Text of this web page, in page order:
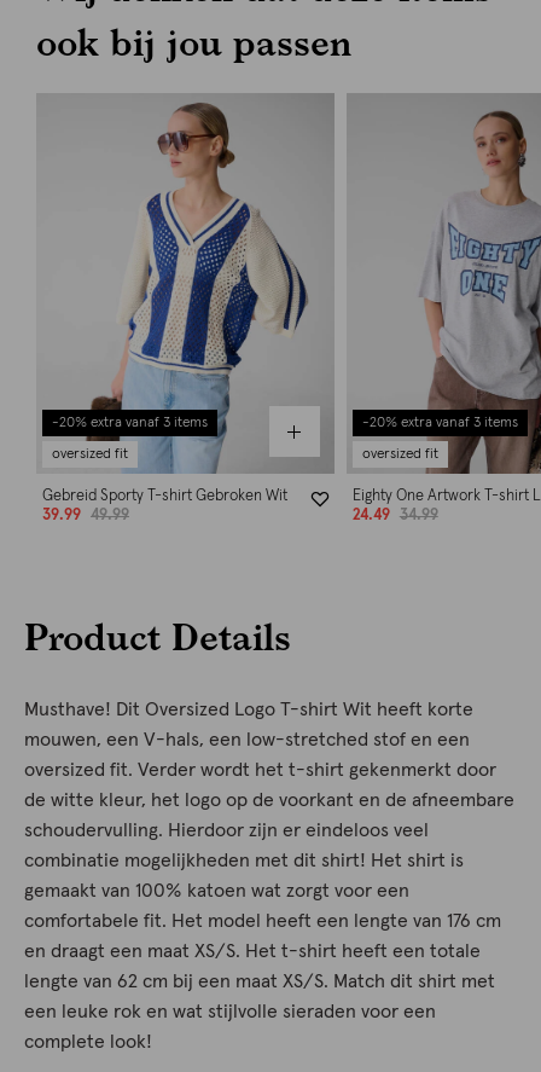
ook bij jou passen
-20% extra vanaf 3 items
oversized fit
Gebreid Sporty T-shirt Gebroken Wit
39.99
49.99
-20% extra vanaf 3 items
oversized fit
Eighty One Artwork T-shirt
24.49
34.99
Product Details
Musthave! Dit Oversized Logo T-shirt Wit heeft korte
mouwen, een V-hals, een low-stretched stof en een
oversized fit. Verder wordt het t-shirt gekenmerkt door
de witte kleur, het logo op de voorkant en de afneembare
schoudervulling. Hierdoor zijn er eindeloos veel
combinatie mogelijkheden met dit shirt! Het shirt is
gemaakt van 100% katoen wat zorgt voor een
comfortabele fit. Het model heeft een lengte van 176 cm
en draagt een maat XS/S. Het t-shirt heeft een totale
lengte van 62 cm bij een maat XS/S. Match dit shirt met
een leuke rok en wat stijlvolle sieraden voor een
complete look!